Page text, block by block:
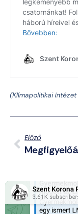
(Klímapolitikai Intézet
Előző